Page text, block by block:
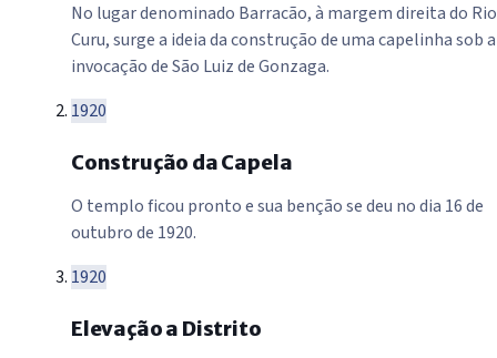
No lugar denominado Barracão, à margem direita do Rio
Curu, surge a ideia da construção de uma capelinha sob a
invocação de São Luiz de Gonzaga.
1920
Construção da Capela
O templo ficou pronto e sua benção se deu no dia 16 de
outubro de 1920.
1920
Elevação a Distrito